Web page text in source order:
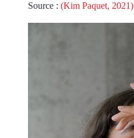
Source : (Kim Paquet, 2021)